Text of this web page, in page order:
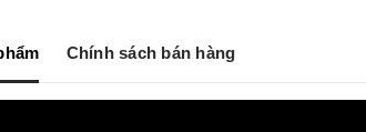
Chính sách bán hàng